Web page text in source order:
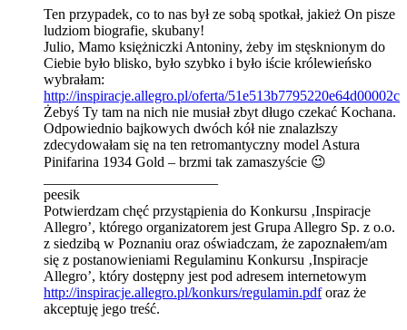
Ten przypadek, co to nas był ze sobą spotkał, jakież On pisze
ludziom biografie, skubany!
Julio, Mamo księżniczki Antoniny, żeby im stęsknionym do
Ciebie było blisko, było szybko i było iście królewieńsko
wybrałam:
http://inspiracje.allegro.pl/oferta/51e513b7795220e64d00002c
Żebyś Ty tam na nich nie musiał zbyt długo czekać Kochana.
Odpowiednio bajkowych dwóch kół nie znalazłszy
zdecydowałam się na ten retromantyczny model Astura
Pinifarina 1934 Gold – brzmi tak zamaszyście 😉
peesik
Potwierdzam chęć przystąpienia do Konkursu ‚Inspiracje
Allegro’, którego organizatorem jest Grupa Allegro Sp. z o.o.
z siedzibą w Poznaniu oraz oświadczam, że zapoznałem/am
się z postanowieniami Regulaminu Konkursu ‚Inspiracje
Allegro’, który dostępny jest pod adresem internetowym
http://inspiracje.allegro.pl/konkurs/regulamin.pdforaz że
akceptuję jego treść.